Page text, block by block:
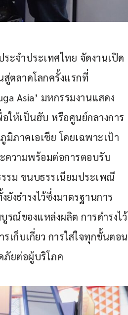
ะจำประเทศไทย จัดงานเปิด
ตลาดโลกครั้งแรกที่
Asia’ มหกรรมงานแสดง
ให้เป็นฮับ หรือศูนย์กลางการ
ภาคเอเซีย โดยเฉพาะเป้า
ความพร้อมต่อการตอบรับ
รม ขนบธรรเนียมประเพณี
งธำรงไว้ซึ่งมาตรฐานการ
ณ์ของแหล่งผลิต การดำรงไว้
เก็บเกี่ยว การใส่ใจทุกขั้นตอน
ภัยต่อผู้บริโภค